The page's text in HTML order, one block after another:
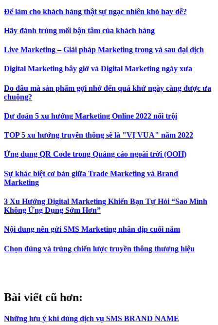
Để làm cho khách hàng thật sự ngạc nhiên khó hay dễ?
Hãy đánh trúng mối bận tâm của khách hàng
Live Marketing – Giải pháp Marketing trong và sau đại dịch
Digital Marketing bây giờ và Digital Marketing ngày xưa
Do đâu mà sản phẩm gợi nhớ đến quá khứ ngày càng được ưa
chuộng?
Dự đoán 5 xu hướng Marketing Online 2022 nổi trội
TOP 5 xu hướng truyền thông sẽ là "VỊ VUA" năm 2022
Ứng dụng QR Code trong Quảng cáo ngoài trời (OOH)
Sự khác biệt cơ bản giữa Trade Marketing và Brand
Marketing
3 Xu Hướng Digital Marketing Khiến Bạn Tự Hỏi “Sao Mình
Không Ứng Dụng Sớm Hơn”
Nội dung nên gửi SMS Marketing nhân dịp cuối năm
Chọn đúng và trúng chiến lược truyền thông thương hiệu
Bài viết cũ hơn:
Những lưu ý khi dùng dịch vụ SMS BRAND NAME